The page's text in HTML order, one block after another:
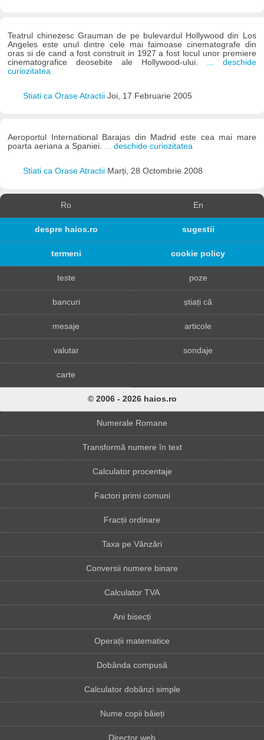
Teatrul chinezesc Grauman de pe bulevardul Hollywood din Los
Angeles este unul dintre cele mai faimoase cinematografe din
oras si de cand a fost construit in 1927 a fost locul unor premiere
cinematografice deosebite ale Hollywood-ului. ... deschide
curiozitatea
Stiati ca Orase Atractii Joi, 17 Februarie 2005
Aeroportul International Barajas din Madrid este cea mai mare
poarta aeriana a Spaniei.
... deschide curiozitatea
Stiati ca Orase Atractii Marți, 28 Octombrie 2008
Ro En
despre haios.ro sugestii
termeni cookie policy
teste poze
bancuri știați că
mesaje articole
valutar sondaje
carte
© 2006 - 2026 haios.ro
Numerale Romane
Transformă numere în text
Calculator procentaje
Factori primi comuni
Fracții ordinare
Taxa pe Vânzări
Conversii numere binare
Calculator TVA
Ani bisecți
Operații matematice
Dobânda compusă
Calculator dobânzi simple
Nume copii băieți
Director web